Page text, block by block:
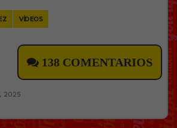
VÍDEOS
138 COMENTARIOS
2025